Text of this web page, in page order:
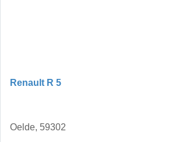
Renault R 5
Oelde, 59302